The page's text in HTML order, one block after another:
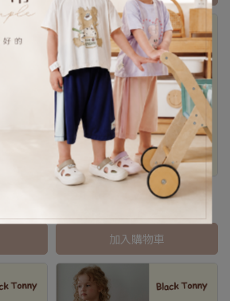
圖條
Black Tonny 滑板狗狗插圖休
加入購物車